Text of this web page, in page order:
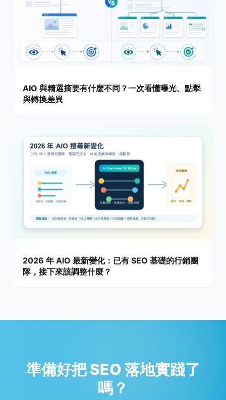
AIO 與精選摘要有什麼不同？一次看懂曝光、點擊
與轉換差異
2026 年 AIO 最新變化：已有 SEO 基礎的行銷團
隊，接下來該調整什麼？
準備好把 SEO 落地實踐了
嗎？